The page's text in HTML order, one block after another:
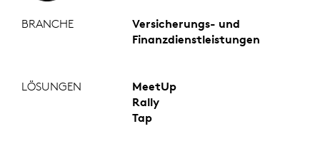
BRANCHE
Versicherungs- und
Finanzdienstleistungen
LÖSUNGEN
MeetUp
Rally
Tap